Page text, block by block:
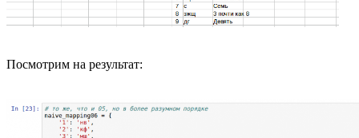
Посмотрим на результат: